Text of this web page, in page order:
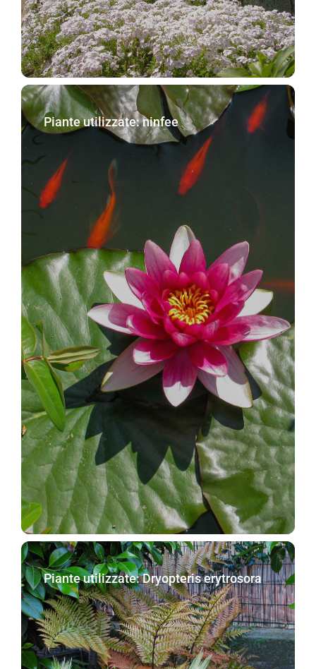
Piante utilizzate: ninfee
Piante utilizzate: Dryopteris erytrosora